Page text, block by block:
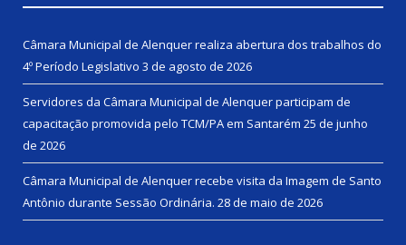
Câmara Municipal de Alenquer realiza abertura dos trabalhos do
4º Período Legislativo 3 de agosto de 2026
Servidores da Câmara Municipal de Alenquer participam de
capacitação promovida pelo TCM/PA em Santarém 25 de junho
de 2026
Câmara Municipal de Alenquer recebe visita da Imagem de Santo
Antônio durante Sessão Ordinária. 28 de maio de 2026